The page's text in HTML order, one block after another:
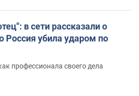
в сети рассказали о
Россия убила ударом по
профессионала своего дела